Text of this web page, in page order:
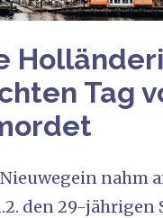
Tag
nahm
den 29-jährigen